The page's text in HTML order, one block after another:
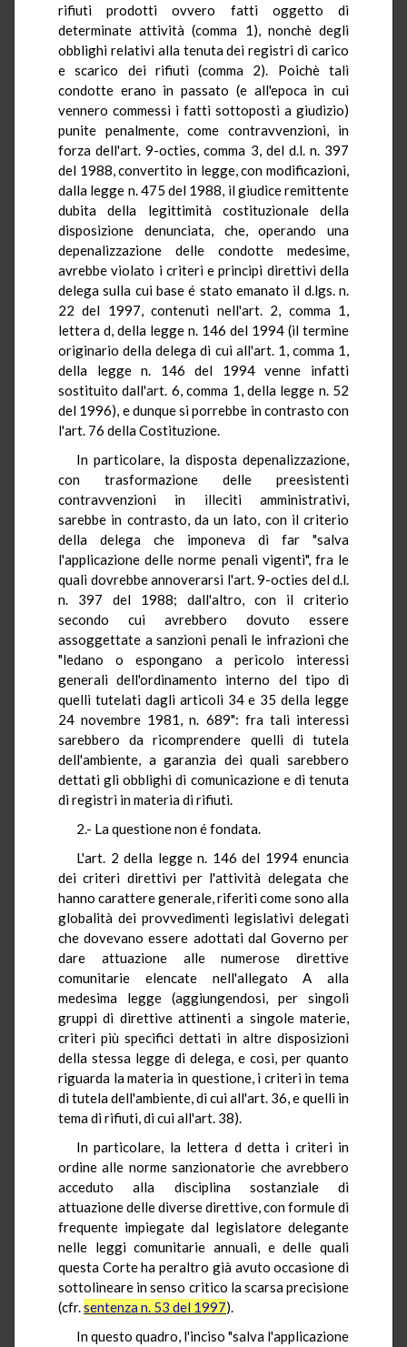
rifiuti prodotti ovvero fatti oggetto di
determinate attività (comma 1), nonchè degli
obblighi relativi alla tenuta dei registri di carico
e scarico dei rifiuti (comma 2). Poichè tali
condotte erano in passato (e all'epoca in cui
vennero commessi i fatti sottoposti a giudizio)
punite penalmente, come contravvenzioni, in
forza dell'art. 9-octies, comma 3, del d.l. n. 397
del 1988, convertito in legge, con modificazioni,
dalla legge n. 475 del 1988, il giudice remittente
dubita della legittimità costituzionale della
disposizione denunciata, che, operando una
depenalizzazione delle condotte medesime,
avrebbe violato i criteri e principi direttivi della
delega sulla cui base é stato emanato il d.lgs. n.
22 del 1997, contenuti nell'art. 2, comma 1,
lettera d, della legge n. 146 del 1994 (il termine
originario della delega di cui all'art. 1, comma 1,
della legge n. 146 del 1994 venne infatti
sostituito dall'art. 6, comma 1, della legge n. 52
del 1996), e dunque si porrebbe in contrasto con
l'art. 76 della Costituzione.
In particolare, la disposta depenalizzazione,
con trasformazione delle preesistenti
contravvenzioni in illeciti amministrativi,
sarebbe in contrasto, da un lato, con il criterio
della delega che imponeva di far "salva
l'applicazione delle norme penali vigenti", fra le
quali dovrebbe annoverarsi l'art. 9-octies del d.l.
n. 397 del 1988; dall'altro, con il criterio
secondo cui avrebbero dovuto essere
assoggettate a sanzioni penali le infrazioni che
"ledano o espongano a pericolo interessi
generali dell'ordinamento interno del tipo di
quelli tutelati dagli articoli 34 e 35 della legge
24 novembre 1981, n. 689": fra tali interessi
sarebbero da ricomprendere quelli di tutela
dell'ambiente, a garanzia dei quali sarebbero
dettati gli obblighi di comunicazione e di tenuta
di registri in materia di rifiuti.
2.- La questione non é fondata.
L'art. 2 della legge n. 146 del 1994 enuncia
dei criteri direttivi per l'attività delegata che
hanno carattere generale, riferiti come sono alla
globalità dei provvedimenti legislativi delegati
che dovevano essere adottati dal Governo per
dare attuazione alle numerose direttive
comunitarie elencate nell'allegato A alla
medesima legge (aggiungendosi, per singoli
gruppi di direttive attinenti a singole materie,
criteri più specifici dettati in altre disposizioni
della stessa legge di delega, e così, per quanto
riguarda la materia in questione, i criteri in tema
di tutela dell'ambiente, di cui all'art. 36, e quelli in
tema di rifiuti, di cui all'art. 38).
In particolare, la lettera d detta i criteri in
ordine alle norme sanzionatorie che avrebbero
acceduto alla disciplina sostanziale di
attuazione delle diverse direttive, con formule di
frequente impiegate dal legislatore delegante
nelle leggi comunitarie annuali, e delle quali
questa Corte ha peraltro già avuto occasione di
sottolineare in senso critico la scarsa precisione
(cfr.sentenza n. 53 del 1997).
In questo quadro, l'inciso "salva l'applicazione